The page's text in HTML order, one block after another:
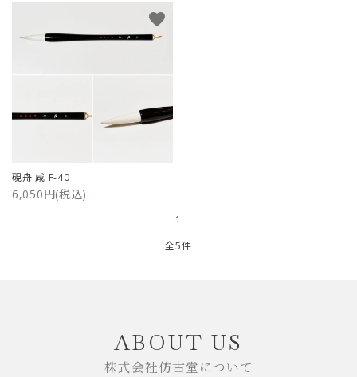
硯舟 咸 F-40
6,050円(税込)
favorite
1
全5件
ABOUT US
株式会社仿古堂について